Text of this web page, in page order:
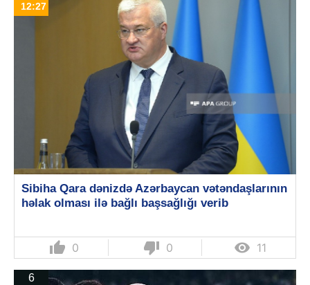
12:27
Sibiha Qara dənizdə Azərbaycan vətəndaşlarının
həlak olması ilə bağlı başsağlığı verib
thumb_up 0 thumb_down 0  11
6